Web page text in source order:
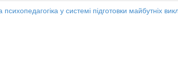
психопедагогіка у системі підготовки майбутніх